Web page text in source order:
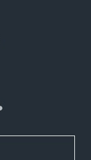
SoundCloud